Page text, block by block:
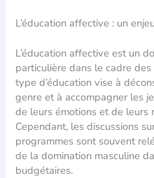
L’éducation affective : un
L’éducation affective est un
particulière dans le cadre
type d’éducation vise à
genre et à accompagner les
de leurs émotions et de leurs
Cependant, les discussions
programmes sont souvent
de la domination masculine
budgétaires.